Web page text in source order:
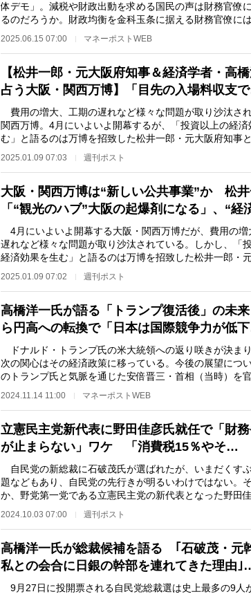
体デモ」。減税や財政出動を求める国民の声は財務官僚
るのだろうか。財政均衡を金科玉条に据える財務官僚には
2025.06.15 07:00 マネーポストWEB
【松井一郎・元大阪府知事＆経済学者・高
占う大阪・関西万博】「目先の入場料収支
費用の増大、工期の遅れなど様々な問題が取り沙汰さ
関西万博。4月にいよいよ開幕するが、「投資以上の経済
む」と語るのは万博を招致した松井一郎・元大阪府知事と
の高橋洋一氏だ。批判…
2025.01.09 07:03 週刊ポスト
大阪・関西万博は“新しい公共事業”か 松
「“観光のハブ”大阪の起爆剤になる」、“経
4月にいよいよ開幕する大阪・関西万博だが、費用の増
遅れなど様々な問題が取り沙汰されている。しかし、「
経済効果を生む」と語るのは万博を招致した松井一郎・元
事と経済学者の高橋…
2025.01.09 07:02 週刊ポスト
高橋洋一氏が語る「トランプ復活後」の未
ら円高への転換で「日本は国際競争力が低
ドナルド・トランプ氏の米大統領への返り咲きが決ま
次の関心はその経済政策に移っている。今後の展望につ
のトランプ氏と気脈を通じた安倍晋三・首相（当時）を官
2024.11.14 11:00 マネーポストWEB
立憲民主党新代表に野田佳彦氏就任で「財
が止まらない」ワケ 「消費税15％やそ…
自民党の新総裁に石破茂氏が選ばれたが、いまだくす
題などもあり、自民党の先行きが明るいわけではない。
か、野党第一党である立憲民主党の新代表となった野田佳
相には政権交代を実…
2024.10.03 07:00 週刊ポスト
高橋洋一氏が総裁候補を語る ｢石破茂・元
私との会合に日銀の幹部を連れてきた理由｣
9月27日に投開票される自民党総裁選は史上最多の9人